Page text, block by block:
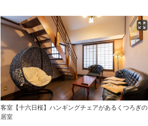
客室【十六日桜】ハンギングチェアがあるくつろぎの
居室